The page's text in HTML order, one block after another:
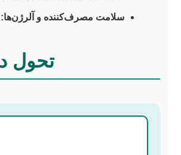
سلامت مصرف‌کننده و آلرژن‌ها:
تحول